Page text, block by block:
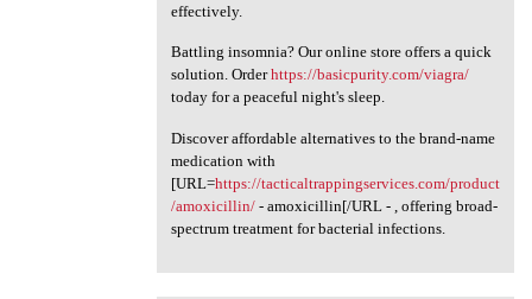
effectively.
Battling insomnia? Our online store offers a quick
solution. Orderhttps://basicpurity.com/viagra/
today for a peaceful night's sleep.
Discover affordable alternatives to the brand-name
medication with
[URL=https://tacticaltrappingservices.com/product
/amoxicillin/- amoxicillin[/URL - , offering broad-
spectrum treatment for bacterial infections.